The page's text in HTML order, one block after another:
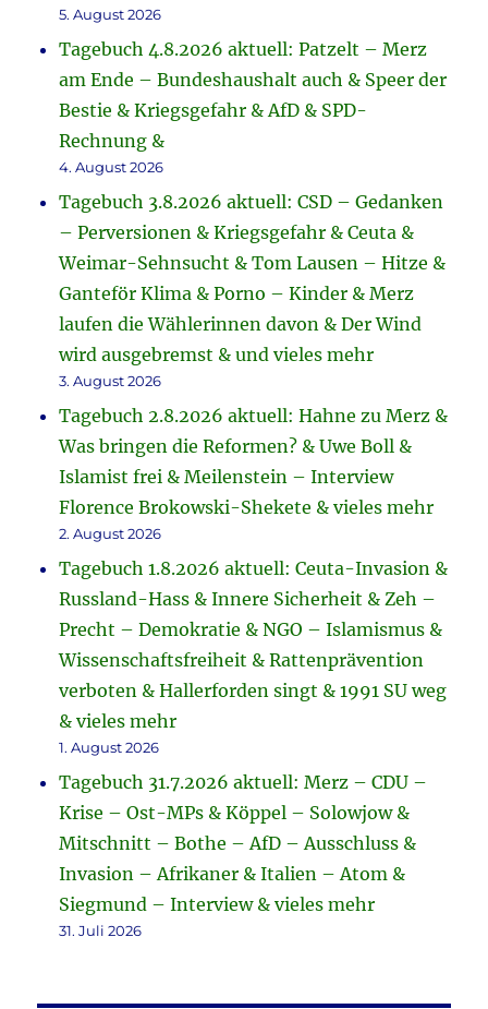
5. August 2026
Tagebuch 4.8.2026 aktuell: Patzelt – Merz
am Ende – Bundeshaushalt auch & Speer der
Bestie & Kriegsgefahr & AfD & SPD-
Rechnung &
4. August 2026
Tagebuch 3.8.2026 aktuell: CSD – Gedanken
– Perversionen & Kriegsgefahr & Ceuta &
Weimar-Sehnsucht & Tom Lausen – Hitze &
Ganteför Klima & Porno – Kinder & Merz
laufen die Wählerinnen davon & Der Wind
wird ausgebremst & und vieles mehr
3. August 2026
Tagebuch 2.8.2026 aktuell: Hahne zu Merz &
Was bringen die Reformen? & Uwe Boll &
Islamist frei & Meilenstein – Interview
Florence Brokowski-Shekete & vieles mehr
2. August 2026
Tagebuch 1.8.2026 aktuell: Ceuta-Invasion &
Russland-Hass & Innere Sicherheit & Zeh –
Precht – Demokratie & NGO – Islamismus &
Wissenschaftsfreiheit & Rattenprävention
verboten & Hallerforden singt & 1991 SU weg
& vieles mehr
1. August 2026
Tagebuch 31.7.2026 aktuell: Merz – CDU –
Krise – Ost-MPs & Köppel – Solowjow &
Mitschnitt – Bothe – AfD – Ausschluss &
Invasion – Afrikaner & Italien – Atom &
Siegmund – Interview & vieles mehr
31. Juli 2026